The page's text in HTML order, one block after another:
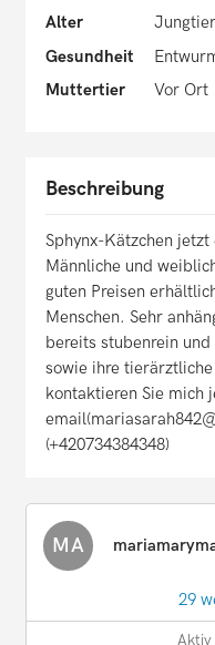
Alter
Jungtier
Gesundheit
Muttertier
Vor Ort
Beschreibung
Sphynx-Kätzchen
Männliche und
guten Preisen
Menschen. Sehr
bereits stubenrein
sowie ihre
kontaktieren Sie mich
(+420734384348)
MA
29
Aktiv